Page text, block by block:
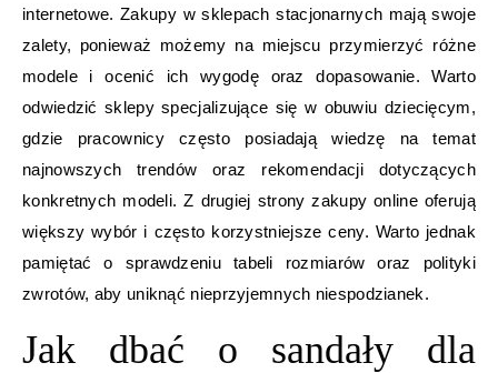
internetowe. Zakupy w sklepach stacjonarnych mają swoje
zalety, ponieważ możemy na miejscu przymierzyć różne
modele i ocenić ich wygodę oraz dopasowanie. Warto
odwiedzić sklepy specjalizujące się w obuwiu dziecięcym,
gdzie pracownicy często posiadają wiedzę na temat
najnowszych trendów oraz rekomendacji dotyczących
konkretnych modeli. Z drugiej strony zakupy online oferują
większy wybór i często korzystniejsze ceny. Warto jednak
pamiętać o sprawdzeniu tabeli rozmiarów oraz polityki
zwrotów, aby uniknąć nieprzyjemnych niespodzianek.
Jak dbać o sandały dla